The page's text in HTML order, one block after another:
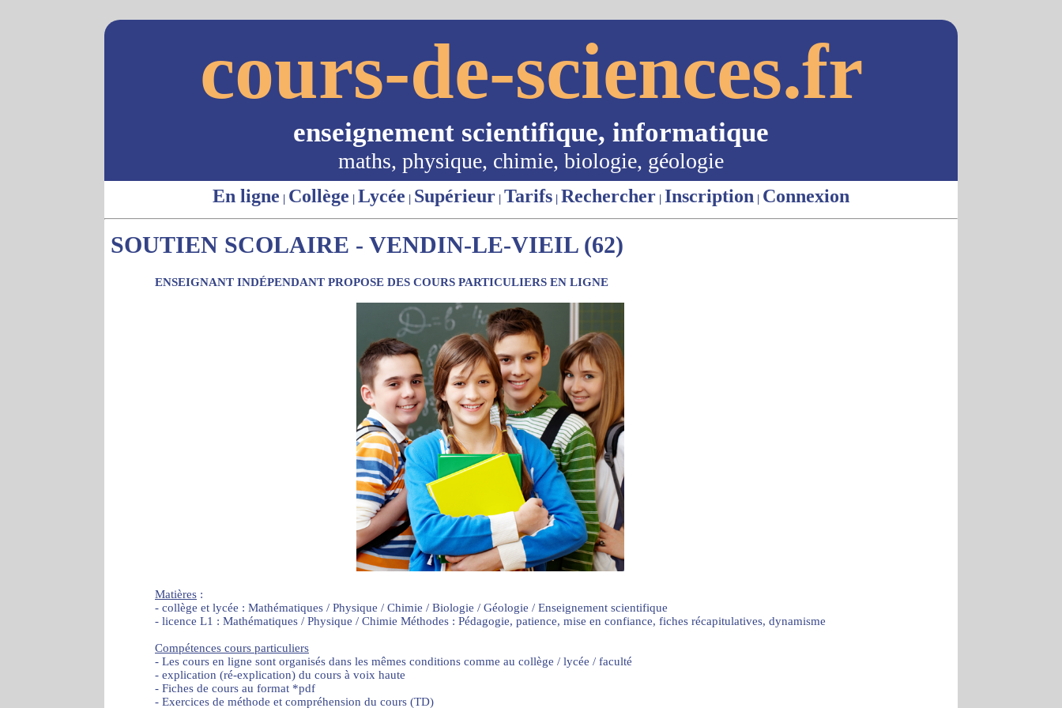
cours-de-sciences.fr
enseignement scientifique, informatique
maths, physique, chimie, biologie, géologie
En ligne | Collège | Lycée | Supérieur | Tarifs | Rechercher | Inscription | Connexion
SOUTIEN SCOLAIRE - VENDIN-LE-VIEIL (62)
ENSEIGNANT INDÉPENDANT PROPOSE DES COURS PARTICULIERS EN LIGNE
Matières :
- collège et lycée : Mathématiques / Physique / Chimie / Biologie / Géologie / Enseignement scientifique
- licence L1 : Mathématiques / Physique / Chimie Méthodes : Pédagogie, patience, mise en confiance, fiches récapitulatives, dynamisme
Compétences cours particuliers
- Les cours en ligne sont organisés dans les mêmes conditions comme au collège / lycée / faculté
- explication (ré-explication) du cours à voix haute
- Fiches de cours au format *pdf
- Exercices de méthode et compréhension du cours (TD)